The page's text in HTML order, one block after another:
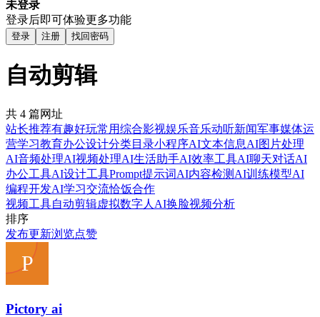
未登录
登录后即可体验更多功能
登录 注册 找回密码
自动剪辑
共 4 篇网址
站长推荐有趣好玩常用综合影视娱乐音乐动听新闻军事媒体运
营学习教育办公设计分类目录小程序AI文本信息AI图片处理
AI音频处理AI视频处理AI生活助手AI效率工具AI聊天对话AI
办公工具AI设计工具Prompt提示词AI内容检测 AI训练模型AI
编程开发AI学习交流恰饭合作
视频工具自动剪辑虚拟数字人 AI换脸视频分析
排序
发布更新浏览点赞
Pictory ai